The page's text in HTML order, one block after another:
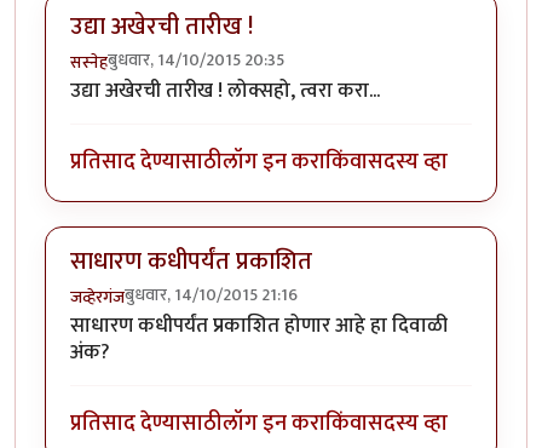
उद्या अखेरची तारीख !
सस्नेहबुधवार, 14/10/2015 20:35
उद्या अखेरची तारीख ! लोक्सहो, त्वरा करा...
प्रतिसाद देण्यासाठीलॉग इन कराकिंवासदस्य व्हा
साधारण कधीपर्यंत प्रकाशित
जव्हेरगंजबुधवार, 14/10/2015 21:16
साधारण कधीपर्यंत प्रकाशित होणार आहे हा दिवाळी
अंक?
प्रतिसाद देण्यासाठीलॉग इन कराकिंवासदस्य व्हा